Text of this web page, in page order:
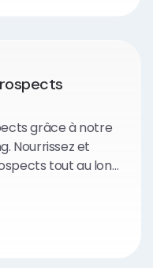
grâce à notre
Nourrissez et
tout au long